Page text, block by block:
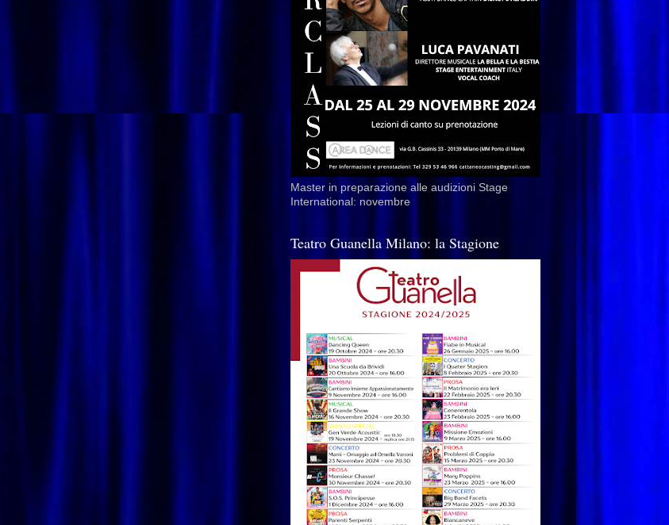
Master in preparazione alle audizioni Stage
International: novembre
Teatro Guanella Milano: la Stagione